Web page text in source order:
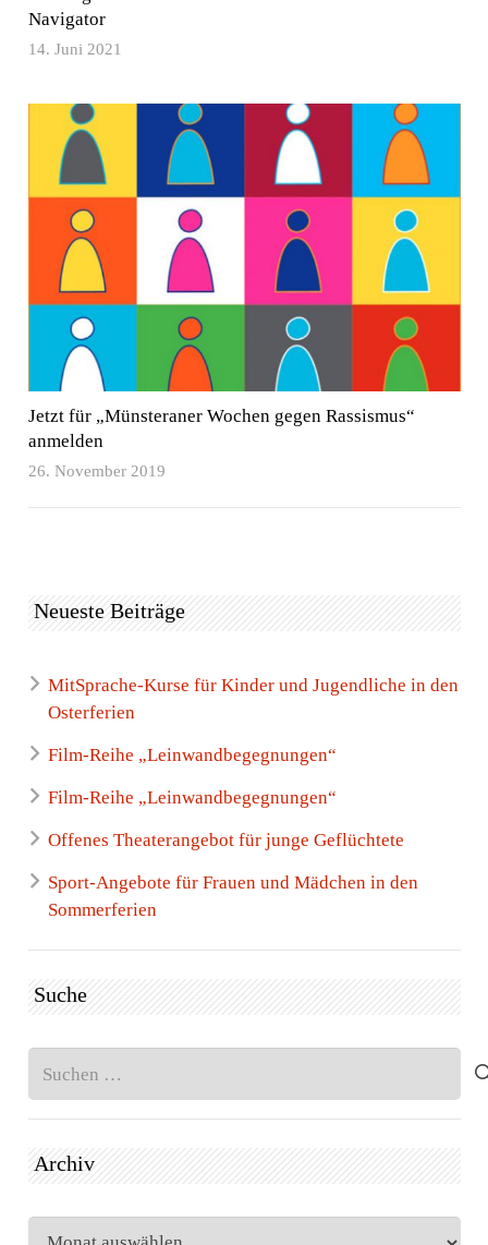
Navigator
14. Juni 2021
Jetzt für „Münsteraner Wochen gegen Rassismus“
anmelden
26. November 2019
Neueste Beiträge
MitSprache-Kurse für Kinder und Jugendliche in den
Osterferien
Film-Reihe „Leinwandbegegnungen“
Film-Reihe „Leinwandbegegnungen“
Offenes Theaterangebot für junge Geflüchtete
Sport-Angebote für Frauen und Mädchen in den
Sommerferien
Suche
Suchen
nach:
Archiv
Archiv